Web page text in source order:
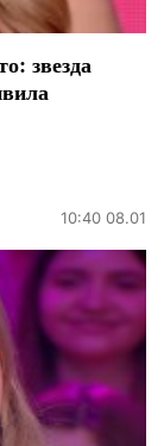
звезда
10:40 08.01